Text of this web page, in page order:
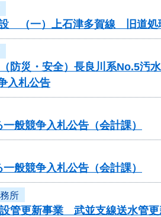
（一）上石津多賀線 旧道処
災・安全）長良川系No.5汚水
入札公告
般競争入札公告（会計課）
般競争入札公告（会計課）
所
管更新事業 武並支線送水管